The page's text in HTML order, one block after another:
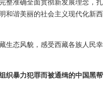
整准确全面贯彻新发展理念，扎
和谐美丽的社会主义现代化新西
生态风貌，感受西藏各族人民幸
织暴力犯罪而被通缉的中国黑帮